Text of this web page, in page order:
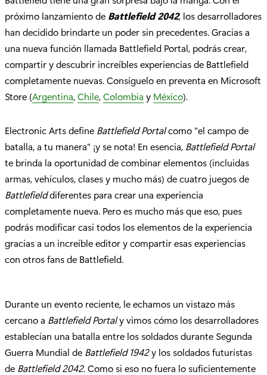
próximo lanzamiento de Battlefield 2042, los desarrolladores
han decidido brindarte un poder sin precedentes. Gracias a
una nueva función llamada Battlefield Portal, podrás crear,
compartir y descubrir increíbles experiencias de Battlefield
completamente nuevas. Consíguelo en preventa en Microsoft
Store (Argentina,Chile,Colombia y México).
Electronic Arts define Battlefield Portalcomo "el campo de
batalla, a tu manera" ¡y se nota! En esencia, Battlefield Portal
te brinda la oportunidad de combinar elementos (incluidas
armas, vehículos, clases y mucho más) de cuatro juegos de
Battlefielddiferentes para crear una experiencia
completamente nueva. Pero es mucho más que eso, pues
podrás modificar casi todos los elementos de la experiencia
gracias a un increíble editor y compartir esas experiencias
con otros fans de Battlefield.
Durante un evento reciente, le echamos un vistazo más
cercano a Battlefield Portaly vimos cómo los desarrolladores
establecían una batalla entre los soldados durante Segunda
Guerra Mundial de Battlefield 1942y los soldados futuristas
de Battlefield 2042. Como si eso no fuera lo suficientemente